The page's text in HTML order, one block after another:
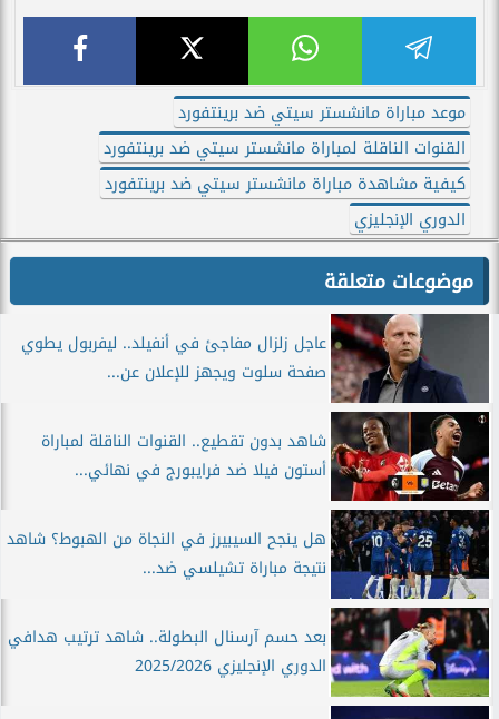
موعد مباراة مانشستر سيتي ضد برينتفورد
القنوات الناقلة لمباراة مانشستر سيتي ضد برينتفورد
كيفية مشاهدة مباراة مانشستر سيتي ضد برينتفورد
الدوري الإنجليزي
موضوعات متعلقة
عاجل زلزال مفاجئ في أنفيلد.. ليفربول يطوي
صفحة سلوت ويجهز للإعلان عن...
شاهد بدون تقطيع.. القنوات الناقلة لمباراة
أستون فيلا ضد فرايبورج في نهائي...
هل ينجح السيبيرز في النجاة من الهبوط؟ شاهد
نتيجة مباراة تشيلسي ضد...
بعد حسم آرسنال البطولة.. شاهد ترتيب هدافي
الدوري الإنجليزي 2025/2026